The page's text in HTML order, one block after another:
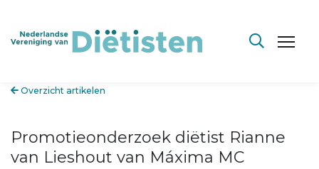
Overzicht artikelen
Promotieonderzoek diëtist Rianne
van Lieshout van Máxima MC